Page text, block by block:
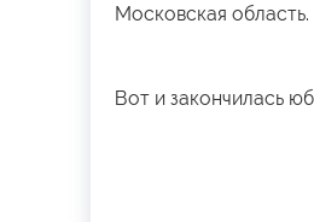
Московская область.
Вот и закончилась